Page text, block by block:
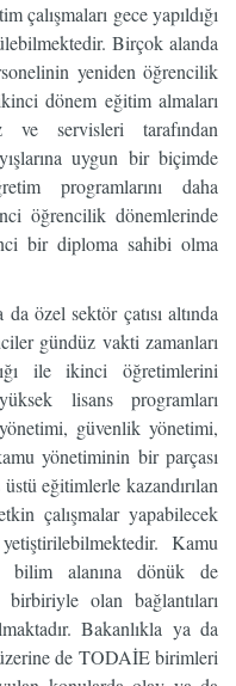
çalışmaları gece yapıldığı
Birçok alanda
yeniden öğrencilik
dönem eğitim almaları
servisleri tarafından
uygun bir biçimde
programlarını daha
öğrencilik dönemlerinde
bir diploma sahibi olma
özel sektör çatısı altında
gündüz vakti zamanları
ile ikinci öğretimlerini
lisans programları
güvenlik yönetimi,
yönetiminin bir parçası
eğitimlerle kazandırılan
çalışmalar yapabilecek
Kamu
bilim alanına dönük de
olan bağlantıları
Bakanlıkla ya da
de TODAİE birimleri